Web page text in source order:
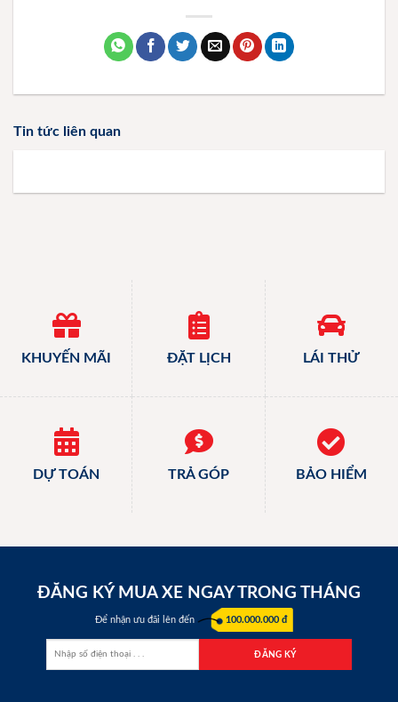
Tin tức liên quan
KHUYẾN MÃI ĐẶT LỊCH LÁI THỬ
DỰ TOÁN TRẢ GÓP BẢO HIỂM
ĐĂNG KÝ MUA XE NGAY TRONG THÁNG
Để nhận ưu đãi lên đến 100.000.000 đ